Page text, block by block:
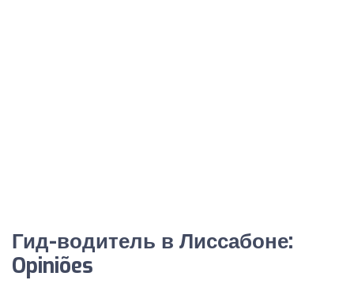
Гид-водитель в Лиссабоне:
Opiniões